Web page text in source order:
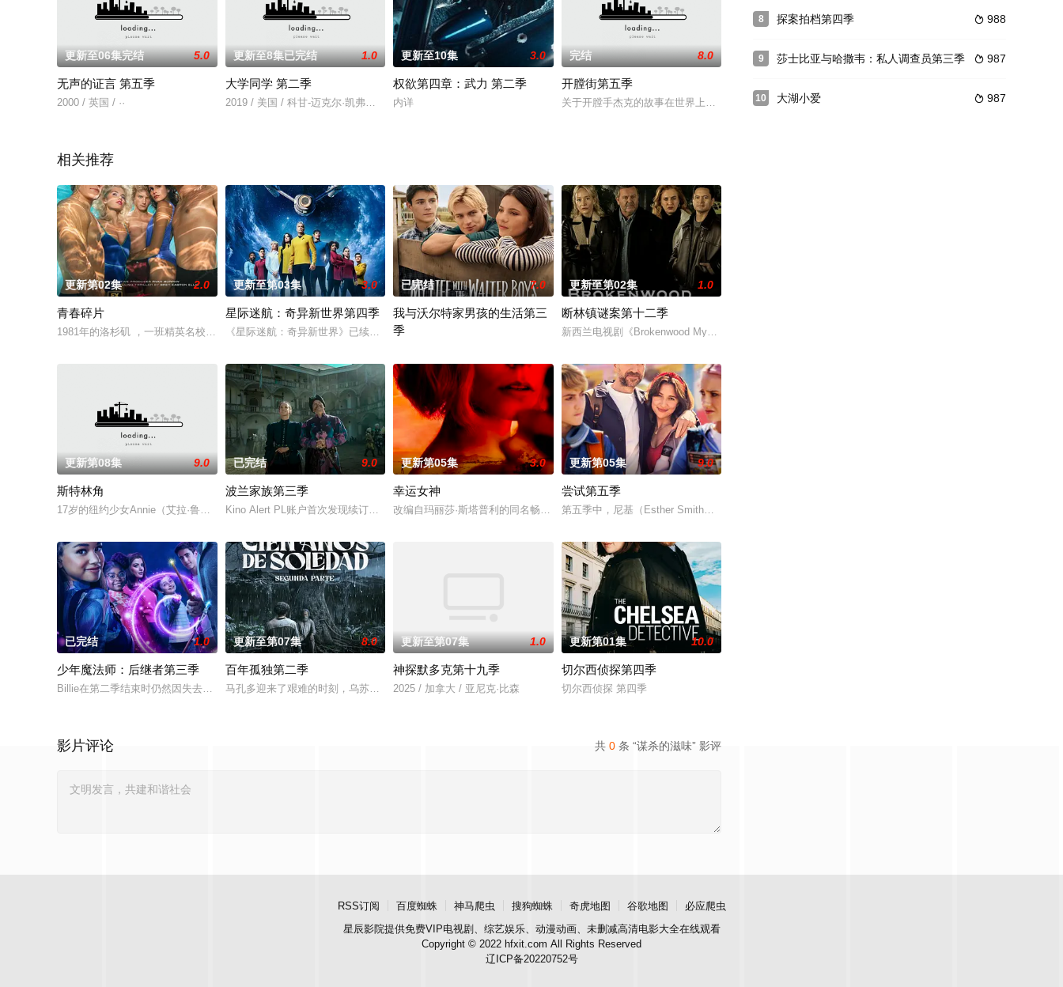
更新至06集完结 5.0
无声的证言 第五季
2000 / 英国 / ··
更新至8集已完结 1.0
大学同学 第二季
2019 / 美国 / 科甘-迈克尔·凯弗莱德·萨维奇奈特·法松安妮·帕里西
更新至10集 3.0
权欲第四章：武力 第二季
内详
完结 8.0
开膛街第五季
关于开膛手杰克的故事在世界上广为流传，直到120多年后的今天，这位恶名昭彰的连环杀人犯依旧有着令人
相关推荐
更新第02集 2.0
青春碎片
1981年的洛杉矶 ，一班精英名校的高中生原本过住灿烂生活，直至一位神秘转校生出现。与此同时，专门猎杀青少年的连
更新至第03集 3.0
星际迷航：奇异新世界第四季
《星际迷航：奇异新世界》已续订第四季。
已完结 7.0
我与沃尔特家男孩的生活第三
季
更新至第02集 1.0
断林镇谜案第十二季
新西兰电视剧《Brokenwood Mysterie》第12季将于4月6日在Acorn TV首播。第六季的后续剧
更新第08集 9.0
斯特林角
17岁的纽约少女Annie（艾拉·鲁宾 饰）和双胞胎哥哥由养父抚养长大。她无意中继承了神秘外祖父在加拿大的一座岛
已完结 9.0
波兰家族第三季
Kino Alert PL账户首次发现续订，因为他们注意到该系列已向波兰电影学院（Polski Institut
更新第05集 3.0
幸运女神
改编自玛丽莎·斯塔普利的同名畅销小说，讲述专业骗子“幸运儿”露西（安雅·泰勒-乔伊 饰）在一次数百万美元的劫案发
更新第05集 9.0
尝试第五季
第五季中，尼基（Esther Smith饰）和杰森（Rafe Spall饰）正在处理公主（Scarlett Ra
已完结 1.0
少年魔法师：后继者第三季
Billie在第二季结束时仍然因失去Alex而感到震惊，她发现拯救母亲的唯一方法就是与失散多年的父亲团聚。当她的
更新至第07集 8.0
百年孤独第二季
马孔多迎来了艰难的时刻，乌苏拉·伊瓜兰的诅咒成真，和平越来越难维持……
更新至第07集 1.0
神探默多克第十九季
2025 / 加拿大 / 亚尼克·比森
更新第01集 10.0
切尔西侦探第四季
切尔西侦探 第四季
共 0 条 “谋杀的滋味” 影评
影片评论
8  988
探案拍档第四季
9  987
莎士比亚与哈撒韦：私人调查员第三季
10  987
大湖小爱
RSS订阅 百度蜘蛛 神马爬虫 搜狗蜘蛛 奇虎地图 谷歌地图
必应爬虫
星辰影院提供免费VIP电视剧、综艺娱乐、动漫动画、未删减高清电影大全在线观看
Copyright © 2022 hfxit.com All Rights Reserved
辽ICP备20220752号